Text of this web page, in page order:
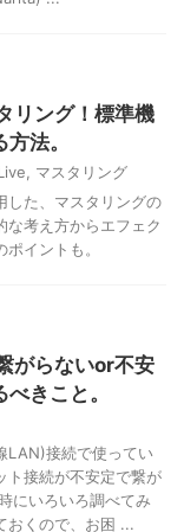
リング！標準機
法。
, マスタリング
た、マスタリングの
な考え方からエフェク
イントも。
がらないor不安
きこと。
LAN)接続で使ってい
ト接続が不安定で繋が
にいろいろ調べてみ
おくので、お困 ...